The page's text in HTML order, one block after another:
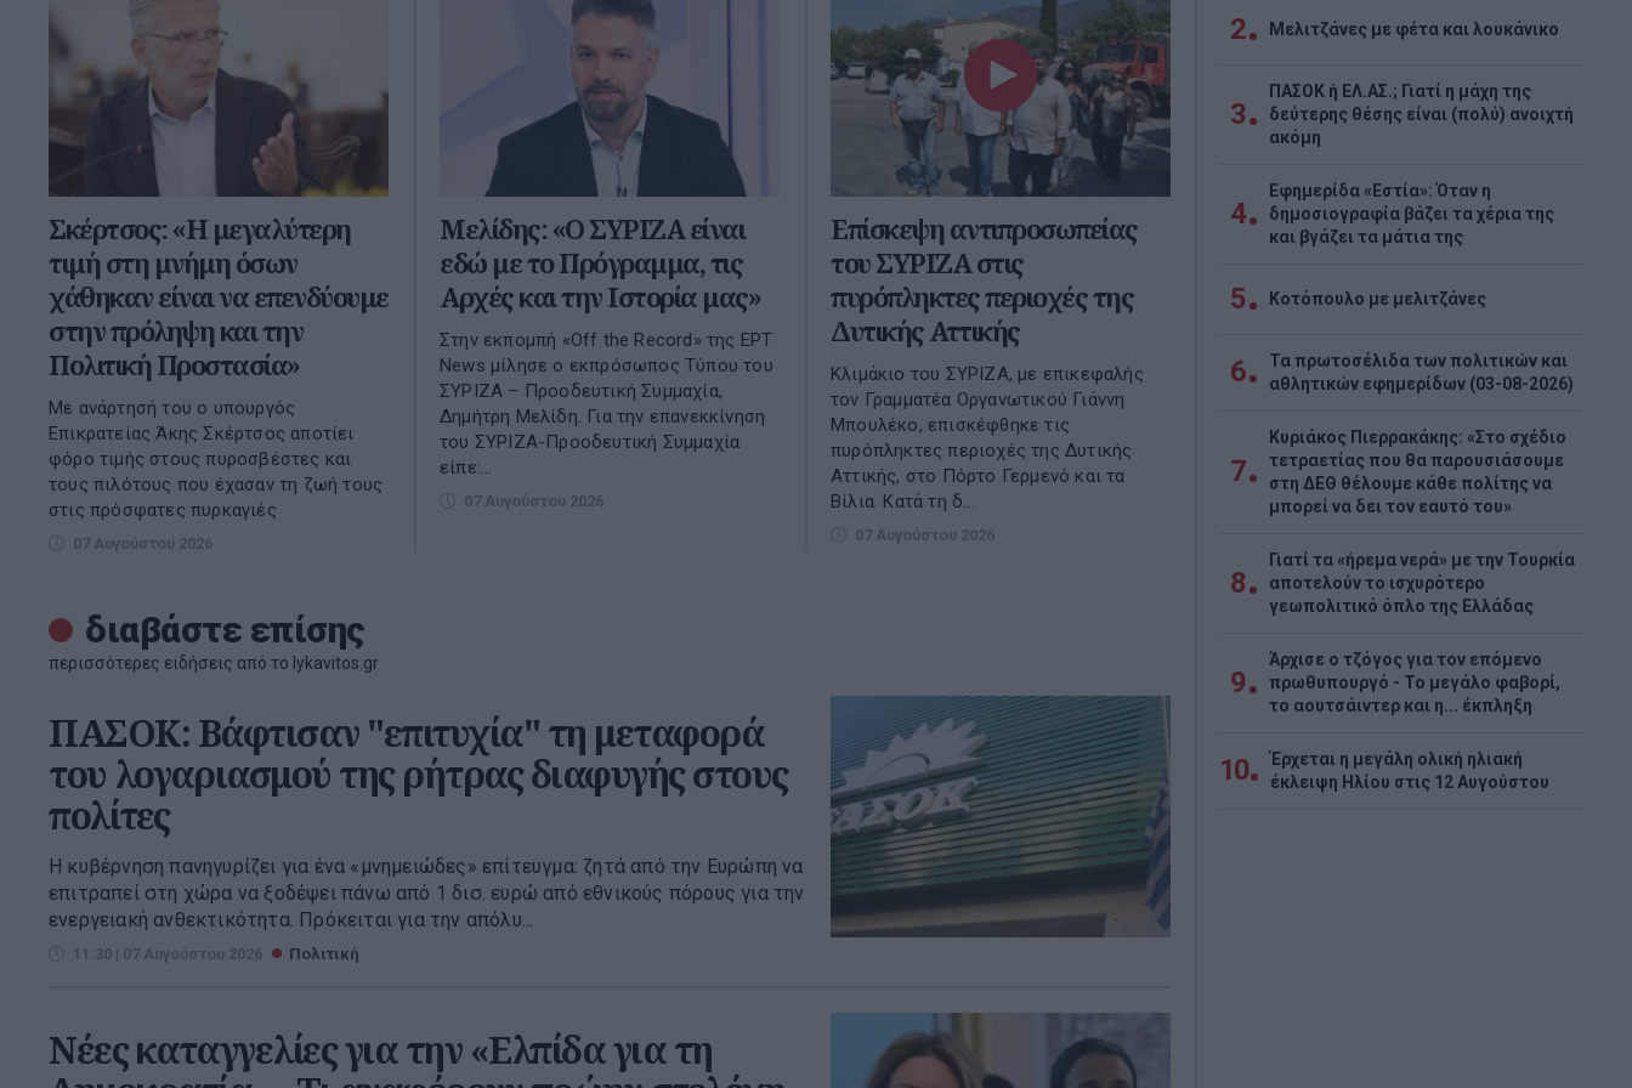
Σκέρτσος: «Η μεγαλύτερη
τιμή στη μνήμη όσων
χάθηκαν είναι να επενδύουμε
στην πρόληψη και την
Πολιτική Προστασία»
Με ανάρτησή του ο υπουργός
Επικρατείας Άκης Σκέρτσος αποτίει
φόρο τιμής στους πυροσβέστες και
τους πιλότους που έχασαν τη ζωή τους
στις πρόσφατες πυρκαγιές
07 Αυγούστου 2026
Μελίδης: «Ο ΣΥΡΙΖΑ είναι
εδώ με το Πρόγραμμα, τις
Αρχές και την Ιστορία μας»
Στην εκπομπή «Off the Record» της ΕΡΤ
News μίλησε ο εκπρόσωπος Τύπου του
ΣΥΡΙΖΑ – Προοδευτική Συμμαχία,
Δημήτρη Μελίδη. Για την επανεκκίνηση
του ΣΥΡΙΖΑ-Προοδευτική Συμμαχία
είπε:...
07 Αυγούστου 2026
Επίσκεψη αντιπροσωπείας
του ΣΥΡΙΖΑ στις
πυρόπληκτες περιοχές της
Δυτικής Αττικής
Κλιμάκιο του ΣΥΡΙΖΑ, με επικεφαλής
τον Γραμματέα Οργανωτικού Γιάννη
Μπουλέκο, επισκέφθηκε τις
πυρόπληκτες περιοχές της Δυτικής
Αττικής, στο Πόρτο Γερμενό και τα
Βίλια. Κατά τη δ...
07 Αυγούστου 2026
διαβάστε επίσης
περισσότερες ειδήσεις από το lykavitos.gr
ΠΑΣΟΚ: Βάφτισαν "επιτυχία" τη μεταφορά
του λογαριασμού της ρήτρας διαφυγής στους
πολίτες
Η κυβέρνηση πανηγυρίζει για ένα «μνημειώδες» επίτευγμα: ζητά από την Ευρώπη να
επιτραπεί στη χώρα να ξοδέψει πάνω από 1 δισ. ευρώ από εθνικούς πόρους για την
ενεργειακή ανθεκτικότητα. Πρόκειται για την απόλυ...
11:30 | 07 Αυγούστου 2026 Πολιτική
Νέες καταγγελίες για την «Ελπίδα για τη
2 Μελιτζάνες με φέτα και λουκάνικο
3
ΠΑΣΟΚ ή ΕΛ.ΑΣ.; Γιατί η μάχη της
δεύτερης θέσης είναι (πολύ) ανοιχτή
ακόμη
4
Εφημερίδα «Εστία»: Όταν η
δημοσιογραφία βάζει τα χέρια της
και βγάζει τα μάτια της
5 Κοτόπουλο με μελιτζάνες
6
Τα πρωτοσέλιδα των πολιτικών και
αθλητικών εφημερίδων (03-08-2026)
7
Κυριάκος Πιερρακάκης: «Στο σχέδιο
τετραετίας που θα παρουσιάσουμε
στη ΔΕΘ θέλουμε κάθε πολίτης να
μπορεί να δει τον εαυτό του»
8
Γιατί τα «ήρεμα νερά» με την Τουρκία
αποτελούν το ισχυρότερο
γεωπολιτικό όπλο της Ελλάδας
9
Άρχισε ο τζόγος για τον επόμενο
πρωθυπουργό - Το μεγάλο φαβορί,
το αουτσάιντερ και η... έκπληξη
10
Έρχεται η μεγάλη ολική ηλιακή
έκλειψη Ηλίου στις 12 Αυγούστου